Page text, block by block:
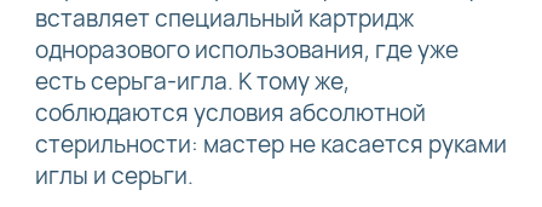
вставляет специальный картридж
одноразового использования, где уже
есть серьга-игла. К тому же,
соблюдаются условия абсолютной
стерильности: мастер не касается руками
иглы и серьги.